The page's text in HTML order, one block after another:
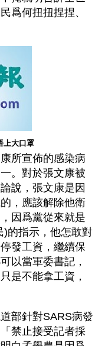
爲何扭扭捏捏、
上大口罩
所宣佈的感染病
。對於張文康被
說，張文康是因
，應該解除他衛
因爲黨從來就是
)的指示，他怎敢對
發工資，繼續保
以當軍委書記，
是不能拿工資，
部針對SARS病發
禁止接受記者採